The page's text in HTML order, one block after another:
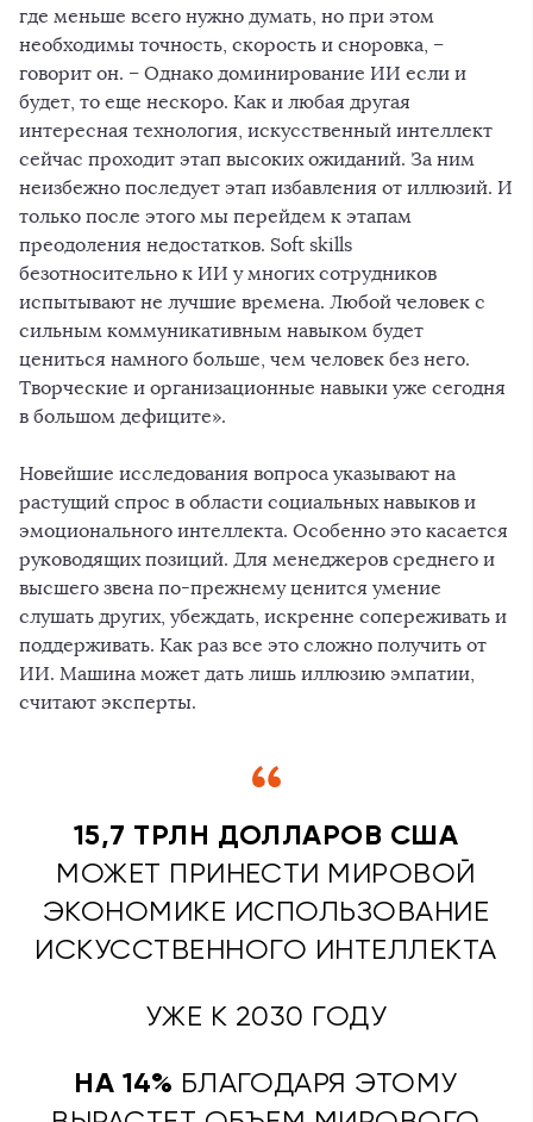
где меньше всего нужно думать, но при этом
необходимы точность, скорость и сноровка, –
говорит он. – Однако доминирование ИИ если и
будет, то еще нескоро. Как и любая другая
интересная технология, искусственный интеллект
сейчас проходит этап высоких ожиданий. За ним
неизбежно последует этап избавления от иллюзий. И
только после этого мы перейдем к этапам
преодоления недостатков. Soft skills
безотносительно к ИИ у многих сотрудников
испытывают не лучшие времена. Любой человек с
сильным коммуникативным навыком будет
цениться намного больше, чем человек без него.
Творческие и организационные навыки уже сегодня
в большом дефиците».
Новейшие исследования вопроса указывают на
растущий спрос в области социальных навыков и
эмоционального интеллекта. Особенно это касается
руководящих позиций. Для менеджеров среднего и
высшего звена по-прежнему ценится умение
слушать других, убеждать, искренне сопереживать и
поддерживать. Как раз все это сложно получить от
ИИ. Машина может дать лишь иллюзию эмпатии,
считают эксперты.
15,7 ТРЛН ДОЛЛАРОВ США
МОЖЕТ ПРИНЕСТИ МИРОВОЙ
ЭКОНОМИКЕ ИСПОЛЬЗОВАНИЕ
ИСКУССТВЕННОГО ИНТЕЛЛЕКТА
УЖЕ К 2030 ГОДУ
НА 14% БЛАГОДАРЯ ЭТОМУ